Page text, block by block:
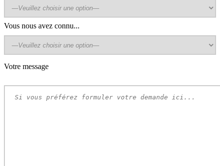
Vous nous avez connu...
Votre message